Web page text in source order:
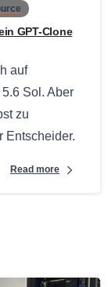
GPT-Clone
auf
Sol. Aber
zu
Entscheider.
Read more